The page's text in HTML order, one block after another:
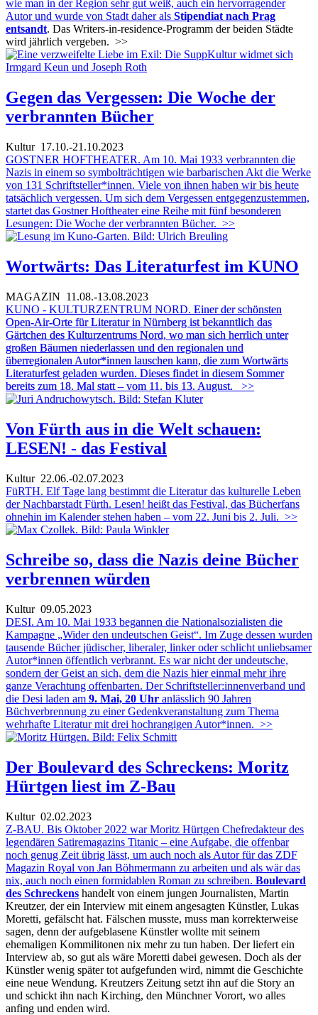
wie man in der Region sehr gut weiß, auch ein hervorragender
Autor und wurde von Stadt daher als Stipendiat nach Prag
entsandt. Das Writers-in-residence-Programm der beiden Städte
wird jährlich vergeben. >>
Gegen das Vergessen: Die Woche der
verbrannten Bücher
Kultur17.10.-21.10.2023
GOSTNER HOFTHEATER. Am 10. Mai 1933 verbrannten die
Nazis in einem so symbolträchtigen wie barbarischen Akt die Werke
von 131 Schriftsteller*innen. Viele von ihnen haben wir bis heute
tatsächlich vergessen. Um sich dem Vergessen entgegenzustemmen,
startet das Gostner Hoftheater eine Reihe mit fünf besonderen
Lesungen: Die Woche der verbrannten Bücher. >>
Wortwärts: Das Literaturfest im KUNO
MAGAZIN 11.08.-13.08.2023
KUNO - KULTURZENTRUM NORD. Einer der schönsten
Open-Air-Orte für Literatur in Nürnberg ist bekanntlich das
Gärtchen des Kulturzentrums Nord, wo man sich herrlich unter
großen Bäumen niederlassen und den regionalen und
überregionalen Autor*innen lauschen kann, die zum Wortwärts
Literaturfest geladen wurden. Dieses findet in diesem Sommer
bereits zum 18. Mal statt – vom 11. bis 13. August.
>>
Von Fürth aus in die Welt schauen:
LESEN! - das Festival
Kultur22.06.-02.07.2023
FüRTH. Elf Tage lang bestimmt die Literatur das kulturelle Leben
der Nachbarstadt Fürth. Lesen! heißt das Festival, das Bücherfans
ohnehin im Kalender stehen haben – vom 22. Juni bis 2. Juli. >>
Schreibe so, dass die Nazis deine Bücher
verbrennen würden
Kultur09.05.2023
DESI. Am 10. Mai 1933 begannen die Nationalsozialisten die
Kampagne „Wider den undeutschen Geist“. Im Zuge dessen wurden
tausende Bücher jüdischer, liberaler, linker oder schlicht unliebsamer
Autor*innen öffentlich verbrannt. Es war nicht der undeutsche,
sondern der Geist an sich, dem die Nazis hier einmal mehr ihre
ganze Verachtung offenbarten. Der Schriftsteller:innenverband und
die Desi laden am 9. Mai, 20 Uhr anlässlich 90 Jahren
Büchverbrennung zu einer Gedenkveranstaltung zum Thema
wehrhafte Literatur mit drei hochrangigen Autor*innen. >>
Der Boulevard des Schreckens: Moritz
Hürtgen liest im Z-Bau
Kultur02.02.2023
Z-BAU. Bis Oktober 2022 war Moritz Hürtgen Chefredakteur des
legendären Satiremagazins Titanic – eine Aufgabe, die offenbar
noch genug Zeit übrig lässt, um auch noch als Autor für das ZDF
Magazin Royal von Jan Böhmermann zu arbeiten und als wär das
nix, auch noch einen formidablen Roman zu schreiben. Boulevard
des Schreckens handelt von einem jungen Journalisten, Martin
Kreutzer, der ein Interview mit einem angesagten Künstler, Lukas
Moretti, gefälscht hat. Fälschen musste, muss man korrekterweise
sagen, denn der aufgeblasene Künstler wollte mit seinem
ehemaligen Kommilitonen nix mehr zu tun haben. Der liefert ein
Interview ab, so gut als wäre Moretti dabei gewesen. Doch als der
Künstler wenig später tot aufgefunden wird, nimmt die Geschichte
eine neue Wendung. Kreutzers Zeitung setzt ihn auf die Story an
und schickt ihn nach Kirching, den Münchner Vorort, wo alles
anfing und enden wird.